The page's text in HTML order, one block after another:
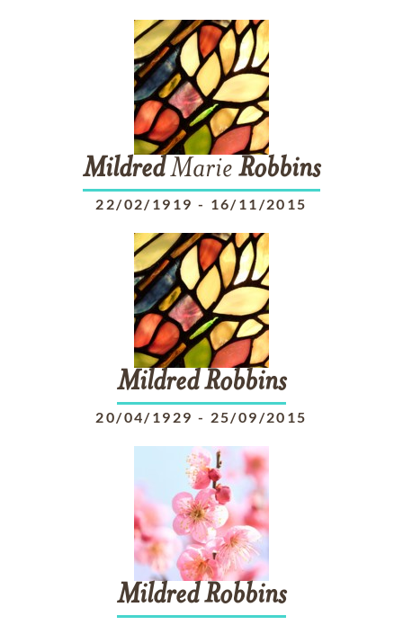
MildredMarie Robbins
22/02/1919 - 16/11/2015
MildredRobbins
20/04/1929 - 25/09/2015
MildredRobbins